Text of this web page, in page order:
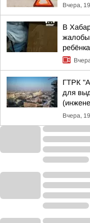
Вчера,
В
жалобы
ГТРК
для
Вчера,